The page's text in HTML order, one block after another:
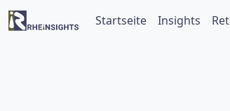
Startseite Insights